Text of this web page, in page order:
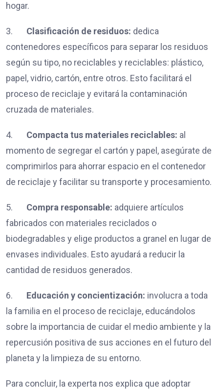
hogar.
3. Clasificación de residuos: dedica
contenedores específicos para separar los residuos
según su tipo, no reciclables y reciclables: plástico,
papel, vidrio, cartón, entre otros. Esto facilitará el
proceso de reciclaje y evitará la contaminación
cruzada de materiales.
4. Compacta tus materiales reciclables: al
momento de segregar el cartón y papel, asegúrate de
comprimirlos para ahorrar espacio en el contenedor
de reciclaje y facilitar su transporte y procesamiento.
5. Compra responsable: adquiere artículos
fabricados con materiales reciclados o
biodegradables y elige productos a granel en lugar de
envases individuales. Esto ayudará a reducir la
cantidad de residuos generados.
6. Educación y concientización: involucra a toda
la familia en el proceso de reciclaje, educándolos
sobre la importancia de cuidar el medio ambiente y la
repercusión positiva de sus acciones en el futuro del
planeta y la limpieza de su entorno.
Para concluir, la experta nos explica que adoptar